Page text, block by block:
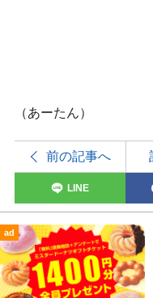
（あーたん）
前の記事へ
LINE
ad